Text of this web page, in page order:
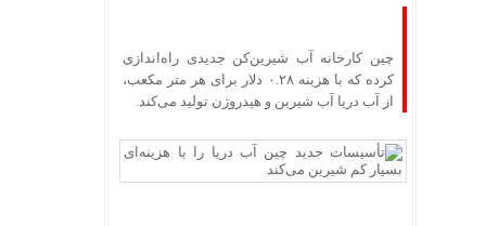
چین کارخانه آب شیرین‌کن جدیدی راه‌اندازی
کرده که با هزینه ۰.۲۸ دلار برای هر متر مکعب،
از آب دریا آب شیرین و هیدروژن تولید می‌کند.